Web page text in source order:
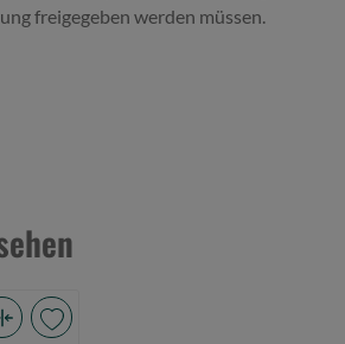
freigegeben werden müssen.